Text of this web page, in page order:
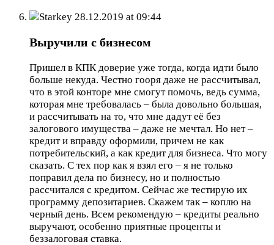
Starkey 28.12.2019 at 09:44
Выручили с бизнесом
Пришел в КПК доверие уже тогда, когда идти было
больше некуда. Честно гооря даже не рассчитывал,
что в этой конторе мне смогут помочь, ведь сумма,
которая мне требовалась – была довольно большая,
и рассчитывать на то, что мне дадут её без
залогового имущества – даже не мечтал. Но нет –
кредит и вправду оформили, причем не как
потребительский, а как кредит для бизнеса. Что могу
сказать. С тех пор как я взял его – я не только
поправил дела по бизнесу, но и полностью
рассчитался с кредитом. Сейчас же тестирую их
программу депозитариев. Скажем так – коплю на
черный день. Всем рекомендую – кредиты реально
выручают, особенно приятные проценты и
беззалоговая ставка.